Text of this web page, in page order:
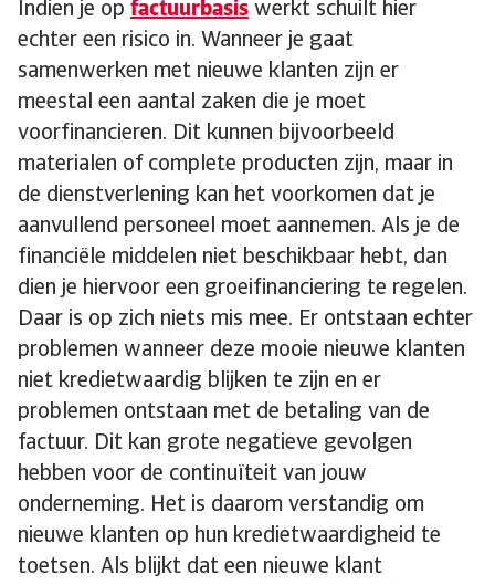
Indien je op factuurbasis werkt schuilt hier
echter een risico in. Wanneer je gaat
samenwerken met nieuwe klanten zijn er
meestal een aantal zaken die je moet
voorfinancieren. Dit kunnen bijvoorbeeld
materialen of complete producten zijn, maar in
de dienstverlening kan het voorkomen dat je
aanvullend personeel moet aannemen. Als je de
financiële middelen niet beschikbaar hebt, dan
dien je hiervoor een groeifinanciering te regelen.
Daar is op zich niets mis mee. Er ontstaan echter
problemen wanneer deze mooie nieuwe klanten
niet kredietwaardig blijken te zijn en er
problemen ontstaan met de betaling van de
factuur. Dit kan grote negatieve gevolgen
hebben voor de continuïteit van jouw
onderneming. Het is daarom verstandig om
nieuwe klanten op hun kredietwaardigheid te
toetsen. Als blijkt dat een nieuwe klant